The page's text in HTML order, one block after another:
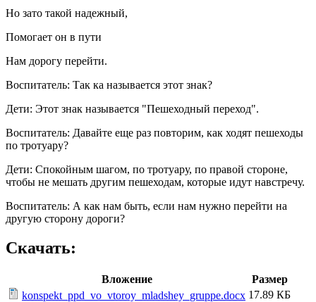
Но зато такой надежный,
Помогает он в пути
Нам дорогу перейти.
Воспитатель: Так ка называется этот знак?
Дети: Этот знак называется "Пешеходный переход".
Воспитатель: Давайте еще раз повторим, как ходят пешеходы
по тротуару?
Дети: Спокойным шагом, по тротуару, по правой стороне,
чтобы не мешать другим пешеходам, которые идут навстречу.
Воспитатель: А как нам быть, если нам нужно перейти на
другую сторону дороги?
Скачать:
Вложение
Размер
konspekt_ppd_vo_vtoroy_mladshey_gruppe.docx 17.89 КБ